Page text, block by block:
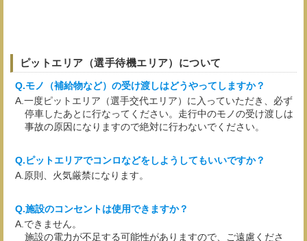
ピットエリア（選手待機エリア）について
モノ（補給物など）の受け渡しはどうやってしますか？
一度ピットエリア（選手交代エリア）に入っていただき、必ず
停車したあとに行なってください。走行中のモノの受け渡しは
事故の原因になりますので絶対に行わないでください。
ピットエリアでコンロなどをしようしてもいいですか？
原則、火気厳禁になります。
施設のコンセントは使用できますか？
できません。
施設の電力が不足する可能性がありますので、ご遠慮くださ